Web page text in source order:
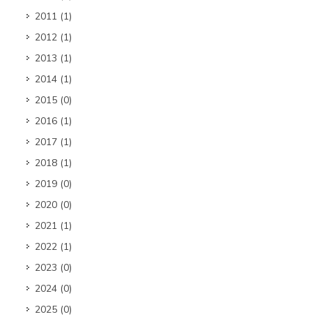
2011 (1)
2012 (1)
2013 (1)
2014 (1)
2015 (0)
2016 (1)
2017 (1)
2018 (1)
2019 (0)
2020 (0)
2021 (1)
2022 (1)
2023 (0)
2024 (0)
2025 (0)